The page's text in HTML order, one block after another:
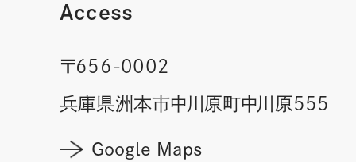
Access
〒656-0002
兵庫県洲本市中川原町中川原555
Google Maps